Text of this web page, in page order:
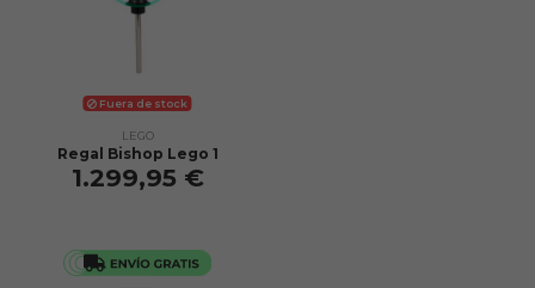
Fuera de stock
LEGO
Regal Bishop Lego 1
1.299,95 €